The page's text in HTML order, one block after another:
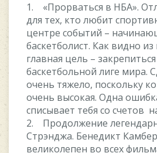
1. «Прорваться в НБА».
для тех, кто любит
центре событий –
баскетболист. Как видно из
главная цель –
баскетбольной лиге мира.
очень тяжело, поскольку
очень высокая. Одна
списывает тебя со счетов
2. Продолжение
Стрэнджа. Бенедикт
великолепен во всех